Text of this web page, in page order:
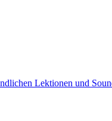
Lektionen und